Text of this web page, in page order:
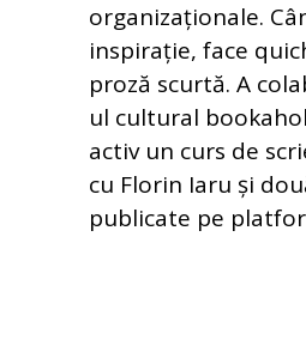
organizaționale.
inspirație, face
proză scurtă. A
ul cultural
activ un curs de
cu Florin Iaru și
publicate pe